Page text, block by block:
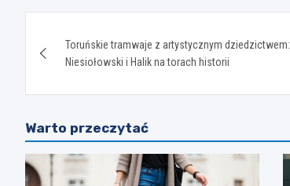
wpisu
Toruńskie tramwaje z artystycznym dziedzictwem:
Niesiołowski i Halik na torach historii
Warto przeczytać